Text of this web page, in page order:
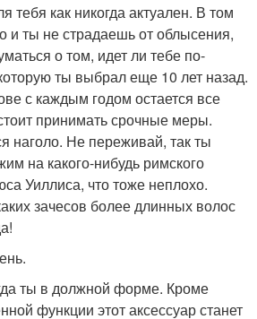
тебя как никогда актуален. В том
и ты не страдаешь от облысения,
о том, идет ли тебе по-
ты выбрал еще 10 лет назад.
с каждым годом остается все
принимать срочные меры.
наголо. Не переживай, так ты
на какого-нибудь римского
Уиллиса, что тоже неплохо.
зачесов более длинных волос
ты в должной форме. Кроме
функции этот аксессуар станет